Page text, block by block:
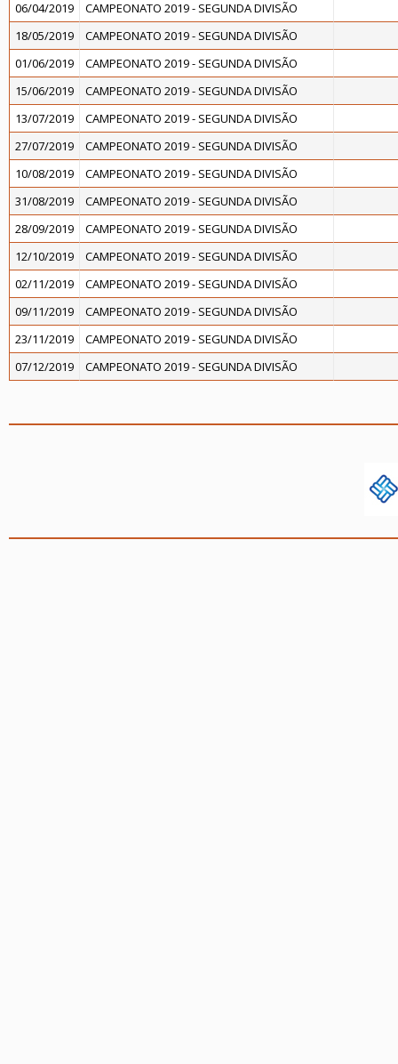
06/04/2019
CAMPEONATO 2019 - SEGUNDA DIVISÃO
18/05/2019
CAMPEONATO 2019 - SEGUNDA DIVISÃO
01/06/2019
CAMPEONATO 2019 - SEGUNDA DIVISÃO
15/06/2019
CAMPEONATO 2019 - SEGUNDA DIVISÃO
13/07/2019
CAMPEONATO 2019 - SEGUNDA DIVISÃO
27/07/2019
CAMPEONATO 2019 - SEGUNDA DIVISÃO
10/08/2019
CAMPEONATO 2019 - SEGUNDA DIVISÃO
31/08/2019
CAMPEONATO 2019 - SEGUNDA DIVISÃO
28/09/2019
CAMPEONATO 2019 - SEGUNDA DIVISÃO
12/10/2019
CAMPEONATO 2019 - SEGUNDA DIVISÃO
02/11/2019
CAMPEONATO 2019 - SEGUNDA DIVISÃO
09/11/2019
CAMPEONATO 2019 - SEGUNDA DIVISÃO
23/11/2019
CAMPEONATO 2019 - SEGUNDA DIVISÃO
07/12/2019
CAMPEONATO 2019 - SEGUNDA DIVISÃO